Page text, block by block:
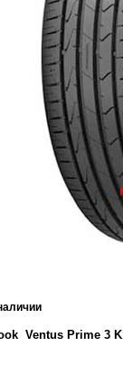
Ventus Prime 3